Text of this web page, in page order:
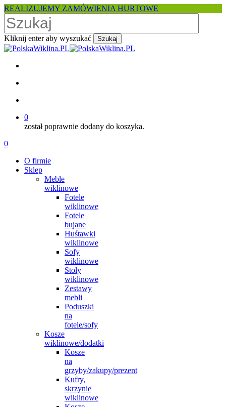
Skip
to
main
content
REALIZUJEMY ZAMÓWIENIA HURTOWE
Kliknij enter aby wyszukać Szukaj
Close
0
został poprawnie dodany do koszyka.
Menu
search
account
0
O firmie
Sklep
Meble
wiklinowe
Fotele
wiklinowe
Fotele
bujane
Huśtawki
wiklinowe
Sofy
wiklinowe
Stoły
wiklinowe
Zestawy
mebli
Poduszki
na
fotele/sofy
Kosze
wiklinowe/dodatki
Kosze
na
grzyby/zakupy/prezent
Kufry,
skrzynie
wiklinowe